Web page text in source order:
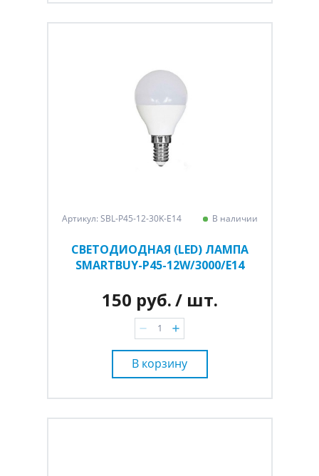
Артикул: SBL-P45-12-30K-E14 В наличии
СВЕТОДИОДНАЯ (LED) ЛАМПА
SMARTBUY-P45-12W/3000/E14
150 руб./ шт.
В корзину